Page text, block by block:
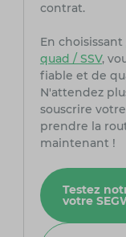
contrat.
En choisissant
quad / SSV,
fiable et de
N'attendez
souscrire
prendre la
maintenant !
Testez
votre